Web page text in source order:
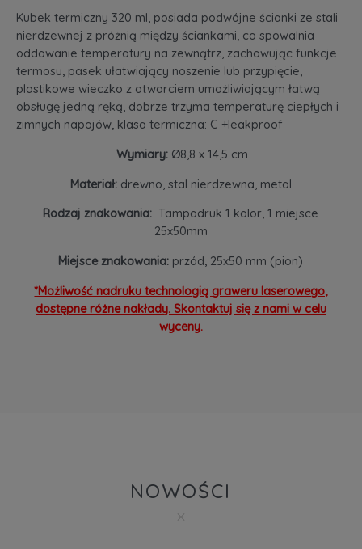
Kubek termiczny 320 ml, posiada podwójne ścianki ze stali
nierdzewnej z próżnią między ściankami, co spowalnia
oddawanie temperatury na zewnątrz, zachowując funkcje
termosu, pasek ułatwiający noszenie lub przypięcie,
plastikowe wieczko z otwarciem umożliwiającym łatwą
obsługę jedną ręką, dobrze trzyma temperaturę ciepłych i
zimnych napojów, klasa termiczna: C +leakproof
Wymiary: Ø8,8 x 14,5 cm
Materiał:drewno, stal nierdzewna, metal
Rodzaj znakowania: Tampodruk 1 kolor, 1 miejsce
25x50mm
Miejsce znakowania: przód, 25x50 mm (pion)
*Możliwość nadruku technologią graweru laserowego,
dostępne różne nakłady. Skontaktuj się z nami w celu
wyceny.
NOWOŚCI